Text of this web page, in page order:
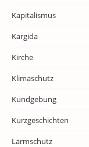
Kapitalismus
Kargida
Kirche
Klimaschutz
Kundgebung
Kurzgeschichten
Lärmschutz